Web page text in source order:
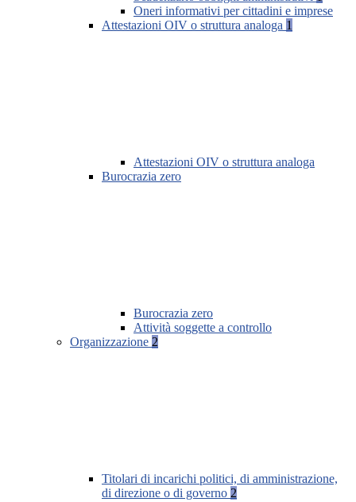
Oneri informativi per cittadini e imprese
Attestazioni OIV o struttura analoga 1
Attestazioni OIV o struttura analoga
Burocrazia zero
Burocrazia zero
Attività soggette a controllo
Organizzazione 2
Titolari di incarichi politici, di amministrazione,
di direzione o di governo 2